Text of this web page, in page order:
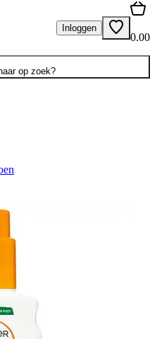
Inloggen
0.00
op zoek?